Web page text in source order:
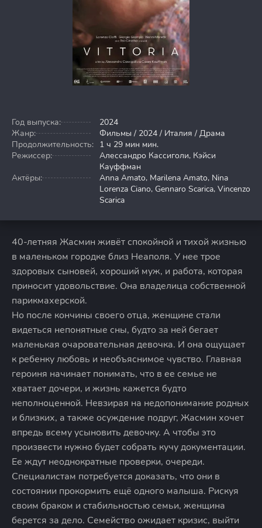
Год выпуска:
2024
Жанр:
Фильмы / 2024 / Италия / Драма
Продолжительность: 1 ч 29 мин мин.
Режиссер:
Алессандро Кассиголи, Кэйси
Кауффман
Актёры:
Anna Amato, Marilena Amato, Nina
Lorenza Ciano, Gennaro Scarica, Vincenzo
Scarica
40-летняя Жасмин живёт спокойной и тихой жизнью
в маленьком городке близ Неаполя. У нее трое
здоровых сыновей, хороший муж, и работа, которая
приносит удовольствие. Она владелица собственной
парикмахерской.
Но после кончины своего отца, женщине стали
видеться непонятные сны, будто за ней бегает
маленькая очаровательная девочка. И она ощущает
к ребенку любовь и необъяснимое чувство. Главная
героиня начинает понимать, что в ее семье не
хватает дочери, и жизнь кажется будто
неполноценной. Невзирая на недопонимание родных
и близких, а также осуждение подруг, Жасмин хочет
впредь всему усыновить девочку. А чтобы это
произвести нужно будет собрать кучу документации.
Ее ждут неоднократные проверки, очереди.
Специалистам потребуется доказать, что они в
состоянии прокормить ещё одного малыша. Рискуя
своим браком и стабильностью семьи, женщина
берется за дело. Семейство ожидает кризис, выйти